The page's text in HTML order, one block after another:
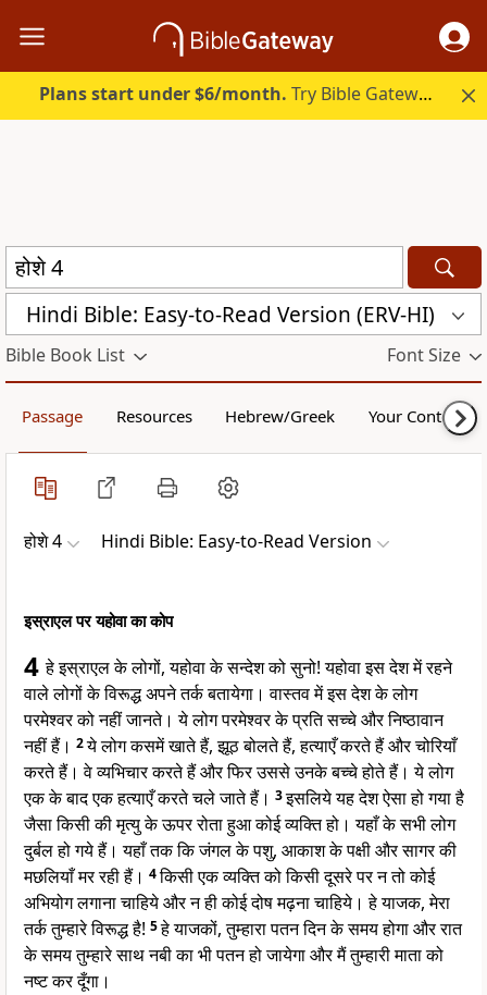
Plans start under $6/month. Try Bible Gateway Plus.
Hindi Bible: Easy-to-Read Version (ERV-HI)
Bible Book List Font Size
Passage Resources Hebrew/Greek Your Content
होशे 4 Hindi Bible: Easy-to-Read Version
इस्राएल पर यहोवा का कोप
4हे इस्राएल के लोगों, यहोवा के सन्देश को सुनो! यहोवा इस देश में रहने
वाले लोगों के विरूद्ध अपने तर्क बतायेगा। वास्तव में इस देश के लोग
परमेश्वर को नहीं जानते। ये लोग परमेश्वर के प्रति सच्चे और निष्ठावान
नहीं हैं। 2ये लोग कसमें खाते हैं, झूठ बोलते हैं, हत्याएँ करते हैं और चोरियाँ
करते हैं। वे व्यभिचार करते हैं और फिर उससे उनके बच्चे होते हैं। ये लोग
एक के बाद एक हत्याएँ करते चले जाते हैं। 3इसलिये यह देश ऐसा हो गया है
जैसा किसी की मृत्यु के ऊपर रोता हुआ कोई व्यक्ति हो। यहाँ के सभी लोग
दुर्बल हो गये हैं। यहाँ तक कि जंगल के पशु, आकाश के पक्षी और सागर की
मछलियाँ मर रही हैं। 4किसी एक व्यक्ति को किसी दूसरे पर न तो कोई
अभियोग लगाना चाहिये और न ही कोई दोष मढ़ना चाहिये। हे याजक, मेरा
तर्क तुम्हारे विरूद्ध है! 5हे याजकों, तुम्हारा पतन दिन के समय होगा और रात
के समय तुम्हारे साथ नबी का भी पतन हो जायेगा और मैं तुम्हारी माता को
नष्ट कर दूँगा।